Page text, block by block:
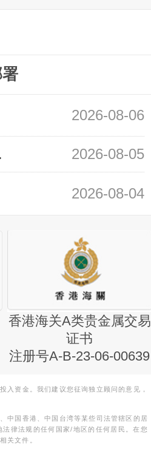
2026-08-06
局 2026-08-05
2026-08-04
香港海关A类贵金属交易
证书
注册号A-B-23-06-00639
入资金。我们建议您征询独立顾问的意见，
中国香港、中国台湾等某些司法管辖区的居
律法规的任何国家/地区的任何居民。在您
关文件。